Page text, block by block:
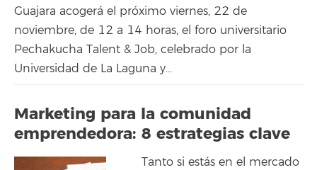
Guajara acogerá el próximo viernes, 22 de
noviembre, de 12 a 14 horas, el foro universitario
Pechakucha Talent & Job, celebrado por la
Universidad de La Laguna y...
Marketing para la comunidad
emprendedora: 8 estrategias clave
Tanto si estás en el mercado